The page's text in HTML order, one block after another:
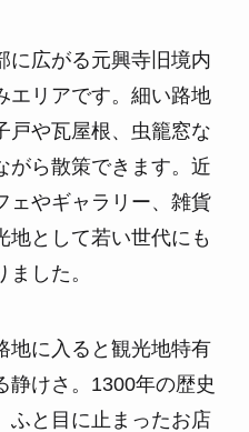
に広がる元興寺旧境内
エリアです。細い路地
戸や瓦屋根、虫籠窓な
がら散策できます。近
ェやギャラリー、雑貨
地として若い世代にも
した。
地に入ると観光地特有
静けさ。1300年の歴史
ふと目に止まったお店